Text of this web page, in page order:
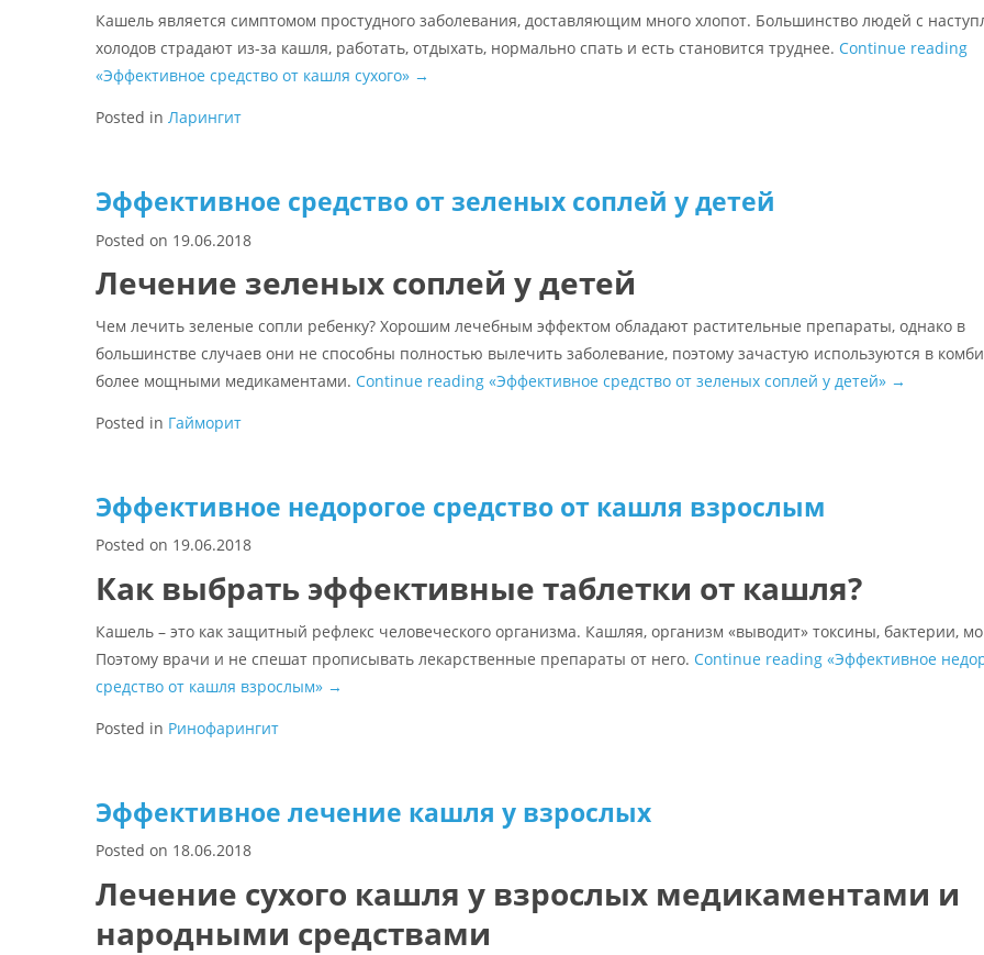
Кашель является симптомом простудного заболевания, доставляющим много хлопот. Большинство людей с
холодов страдают из-за кашля, работать, отдыхать, нормально спать и есть становится труднее. Continue reading
«Эффективное средство от кашля сухого» →
Posted in Ларингит
Эффективное средство от зеленых соплей у детей
Posted on 19.06.2018
Лечение зеленых соплей у детей
Чем лечить зеленые сопли ребенку? Хорошим лечебным эффектом обладают растительные препараты, однако в
большинстве случаев они не способны полностью вылечить заболевание, поэтому зачастую используются в
более мощными медикаментами. Continue reading «Эффективное средство от зеленых соплей у детей» →
Posted in Гайморит
Эффективное недорогое средство от кашля взрослым
Posted on 19.06.2018
Как выбрать эффективные таблетки от кашля?
Кашель – это как защитный рефлекс человеческого организма. Кашляя, организм «выводит» токсины, бактерии,
Поэтому врачи и не спешат прописывать лекарственные препараты от него. Continue reading «Эффективное
средство от кашля взрослым» →
Posted in Ринофарингит
Эффективное лечение кашля у взрослых
Posted on 18.06.2018
Лечение сухого кашля у взрослых медикаментами и
народными средствами